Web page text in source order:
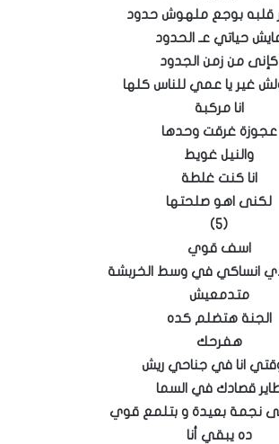
قلبه بوجع ملهوش حدود
حياتي عـ الحدود
كإنى من زمن الجدود
غير يا عمي للناس كلها
انا مركبة
عجوزة غرقت وحدها
والنيل غويط
انا كنت غلطة
لكنى اهو صلحتها
(5)
اسف قوي
انساكي في وسط الخربشة
متدمعيش
الجنة هتضلم كده
هفرحك
انا في جناحي ريش
قصادك في السما
نجمة بعيدة و بتلمع قوي
ده يبقي أنا